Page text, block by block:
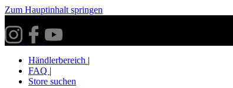
Zum Hauptinhalt springen
Händlerbereich |
FAQ |
Store suchen